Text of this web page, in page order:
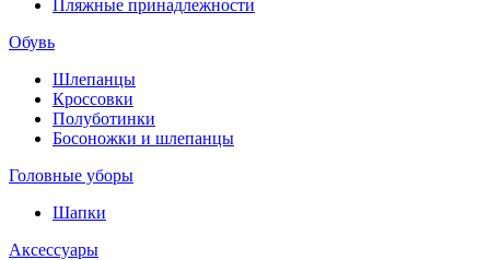
Пляжные принадлежности
Обувь
Шлепанцы
Кроссовки
Полуботинки
Босоножки и шлепанцы
Головные уборы
Шапки
Аксессуары